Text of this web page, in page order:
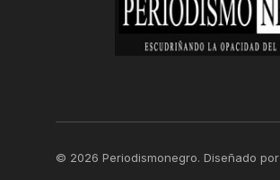
© 2026 Periodismonegro. Diseñado por